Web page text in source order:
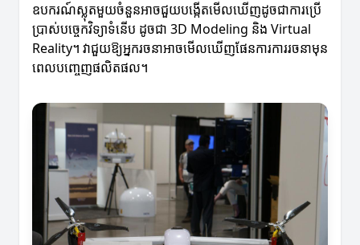
ឧបករណ៍ស្លុតមួយចំនួនអាចជួយបង្កើតមើលឃើញដូចជាការប្រើ
ប្រាស់បច្ចេកវិទ្យាទំនើប ដូចជា 3D Modeling និង Virtual
Reality។ វាជួយឱ្យអ្នករចនាអាចមើលឃើញផែនការការរចនាមុន
ពេលបញ្ចេញផលិតផល។